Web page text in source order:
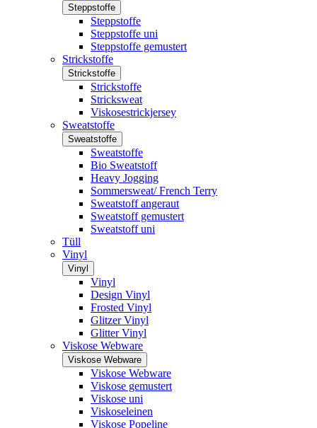
Steppstoffe
Steppstoffe
Steppstoffe uni
Steppstoffe gemustert
Strickstoffe
Strickstoffe
Strickstoffe
Stricksweat
Viskosestrickjersey
Sweatstoffe
Sweatstoffe
Sweatstoffe
Bio Sweatstoff
Heavy Jogging
Sommersweat/ French Terry
Sweatstoff angeraut
Sweatstoff gemustert
Sweatstoff uni
Tüll
Vinyl
Vinyl
Vinyl
Design Vinyl
Frosted Vinyl
Glitzer Vinyl
Glitter Vinyl
Viskose Webware
Viskose Webware
Viskose Webware
Viskose gemustert
Viskose uni
Viskoseleinen
Viskose Popeline